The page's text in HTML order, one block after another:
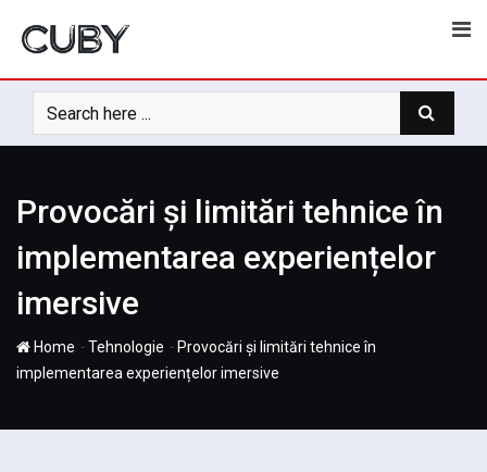
Provocări și limitări tehnice în
implementarea experiențelor
imersive
Home -Tehnologie - Provocări și limitări tehnice în
implementarea experiențelor imersive